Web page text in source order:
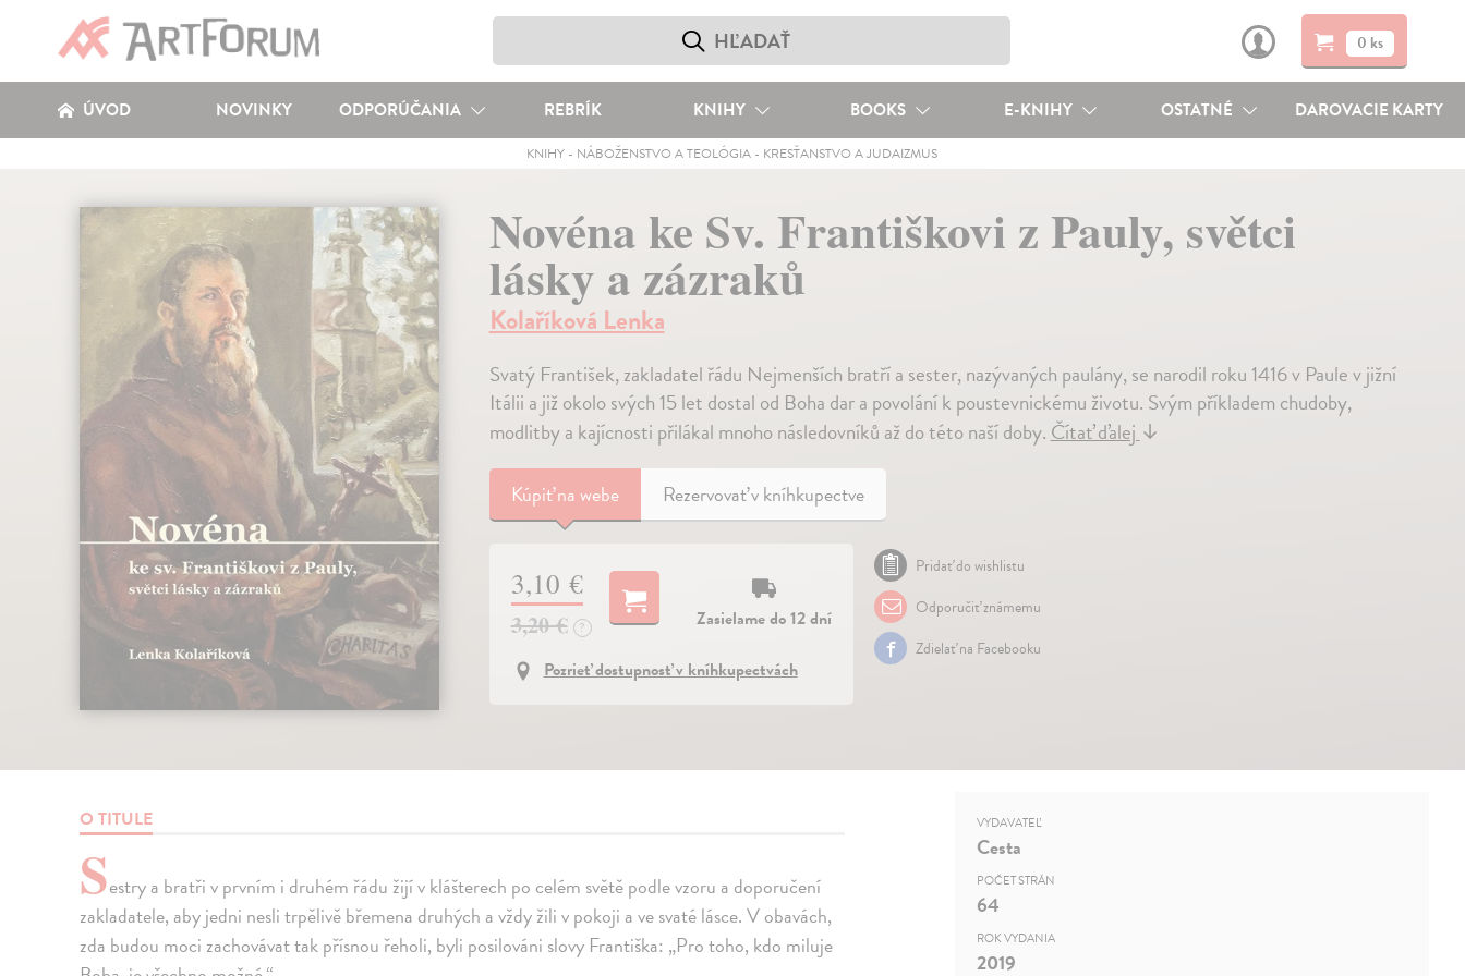
0 ks
ÚVOD NOVINKY ODPORÚČANIA REBRÍK KNIHY BOOKS E-KNIHY OSTATNÉ DAROVACIE KARTY
KNIHY - NÁBOŽENSTVO A TEOLÓGIA - KRESŤANSTVO A JUDAIZMUS
Novéna ke Sv. Františkovi z Pauly, světci
lásky a zázraků
Kolaříková Lenka
Svatý František, zakladatel řádu Nejmenších bratří a sester, nazývaných paulány, se narodil roku 1416 v Paule v jižní
Itálii a již okolo svých 15 let dostal od Boha dar a povolání k poustevnickému životu. Svým příkladem chudoby,
modlitby a kajícnosti přilákal mnoho následovníků až do této naší doby.Čítať ďalej↓
Kúpiťna webe Rezervovať v kníhkupectve
3,10 €
3,20 € ?
Zasielame do 12 dní
Pozrieť dostupnosť v kníhkupectvách
Pridať do wishlistu
Odporučiť známemu
Zdielať na Facebooku
O TITULE
Sestry a bratři v prvním i druhém řádu žijí v klášterech po celém světě podle vzoru a doporučení
zakladatele, aby jedni nesli trpělivě břemena druhých a vždy žili v pokoji a ve svaté lásce. V obavách,
zda budou moci zachovávat tak přísnou řeholi, byli posilováni slovy Františka: „Pro toho, kdo miluje
VYDAVATEĽ
Cesta
POČET STRÁN
64
ROK VYDANIA
2019